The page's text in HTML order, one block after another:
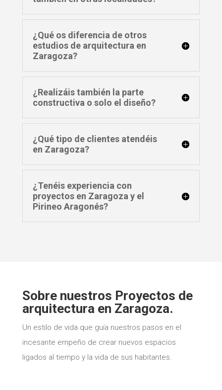
¿Qué os diferencia de otros
estudios de arquitectura en
Zaragoza?
¿Realizáis también la parte
constructiva o solo el diseño?
¿Qué tipo de clientes atendéis
en Zaragoza?
¿Tenéis experiencia con
proyectos en Zaragoza y el
Pirineo Aragonés?
Sobre nuestros Proyectos de
arquitectura en Zaragoza.
Un estilo de vida que guía nuestros pasos en el
incesante empeño de crear nuevos espacios
ligados al tiempo y la vida de sus habitantes.